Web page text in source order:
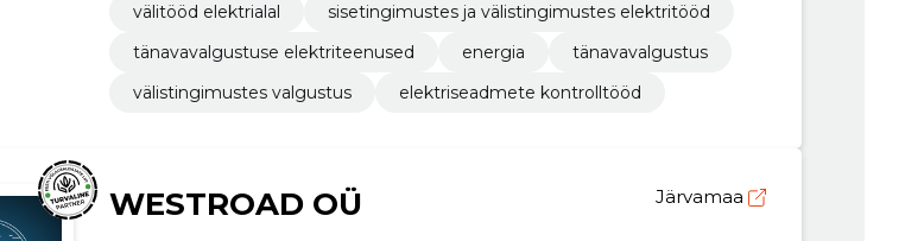
välitööd elektrialal
sisetingimustes ja välistingimustes elektritööd
tänavavalgustuse elektriteenused
energia
tänavavalgustus
välistingimustes valgustus
elektriseadmete kontrolltööd
WESTROAD OÜ Järvamaa